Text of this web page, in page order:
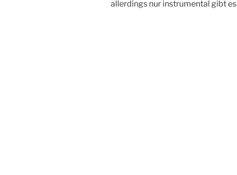
allerdings nur instrumental gibt es